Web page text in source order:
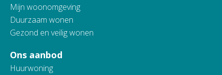
Mijn woonomgeving
Duurzaam wonen
Gezond en veilig wonen
Ons aanbod
Huurwoning